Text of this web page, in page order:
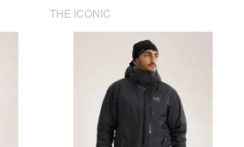
THE ICONIC